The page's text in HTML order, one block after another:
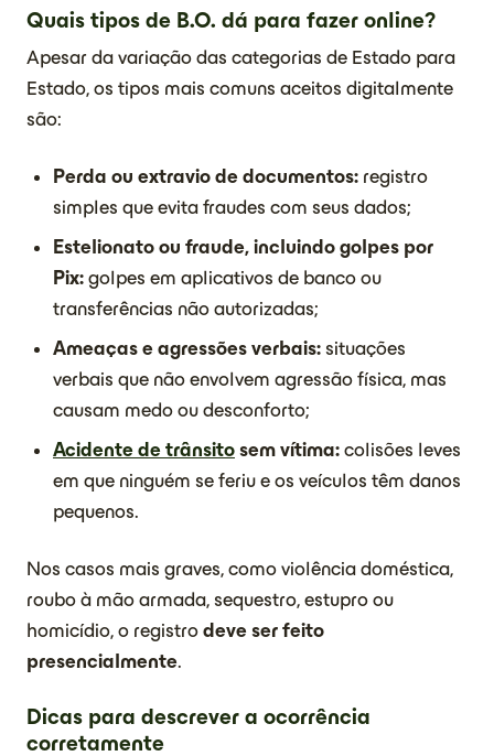
Quais tipos de B.O. dá para fazer online?
Apesar da variação das categorias de Estado para
Estado, os tipos mais comuns aceitos digitalmente
são:
Perda ou extravio de documentos: registro
simples que evita fraudes com seus dados;
Estelionato ou fraude, incluindo golpes por
Pix: golpes em aplicativos de banco ou
transferências não autorizadas;
Ameaças e agressões verbais: situações
verbais que não envolvem agressão física, mas
causam medo ou desconforto;
Acidente de trânsito sem vítima: colisões leves
em que ninguém se feriu e os veículos têm danos
pequenos.
Nos casos mais graves, como violência doméstica,
roubo à mão armada, sequestro, estupro ou
homicídio, o registro deve ser feito
presencialmente.
Dicas para descrever a ocorrência
corretamente